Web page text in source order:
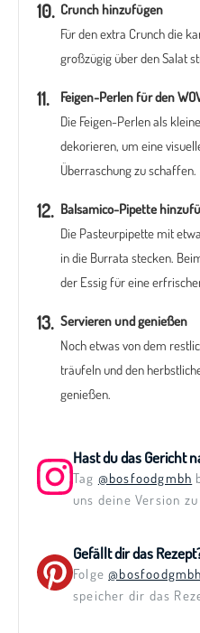
Crunch hinzufügen
Für den extra Crunch die
großzügig über den Salat
Feigen-Perlen für den
Die Feigen-Perlen als
dekorieren, um eine
Überraschung zu schaffen.
Balsamico-Pipette
Die Pasteurpipette mit
in die Burrata stecken.
der Essig für eine
Servieren und genießen
Noch etwas von dem
träufeln und den
genießen.
Hast du das Gericht
Tag @bosfoodgmbh
uns deine Version
Gefällt dir das
Folge@bosfoodgmbh
speicher dir das